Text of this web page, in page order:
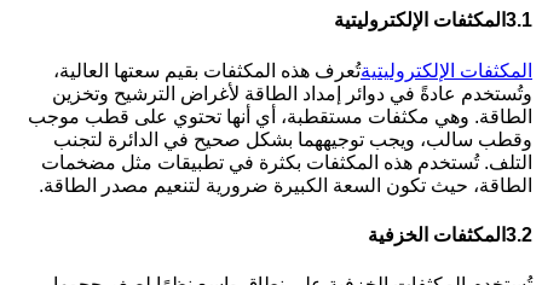
3.1 المكثفات الإلكتروليتية
المكثفات الإلكتروليتيةتُعرف هذه المكثفات بقيم سعتها العالية،
وتُستخدم عادةً في دوائر إمداد الطاقة لأغراض الترشيح وتخزين
الطاقة. وهي مكثفات مستقطبة، أي أنها تحتوي على قطب موجب
وقطب سالب، ويجب توجيههما بشكل صحيح في الدائرة لتجنب
التلف. تُستخدم هذه المكثفات بكثرة في تطبيقات مثل مضخمات
الطاقة، حيث تكون السعة الكبيرة ضرورية لتنعيم مصدر الطاقة.
3.2 المكثفات الخزفية